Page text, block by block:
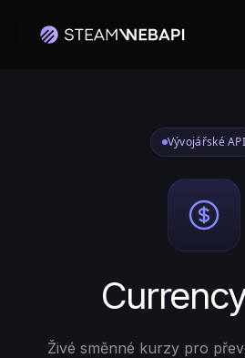
Vývojářské API
Živé směnné kurzy pro